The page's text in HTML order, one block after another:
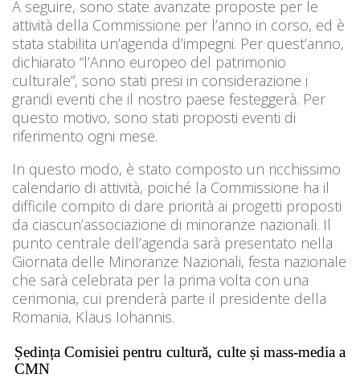
A seguire, sono state avanzate proposte per le
attività della Commissione per l’anno in corso, ed è
stata stabilita un’agenda d’impegni. Per quest’anno,
dichiarato “l’Anno europeo del patrimonio
culturale”, sono stati presi in considerazione i
grandi eventi che il nostro paese festeggerà. Per
questo motivo, sono stati proposti eventi di
riferimento ogni mese.
In questo modo, è stato composto un ricchissimo
calendario di attività, poiché la Commissione ha il
difficile compito di dare priorità ai progetti proposti
da ciascun’associazione di minoranze nazionali. Il
punto centrale dell’agenda sarà presentato nella
Giornata delle Minoranze Nazionali, festa nazionale
che sarà celebrata per la prima volta con una
cerimonia, cui prenderà parte il presidente della
Romania, Klaus Iohannis.
Ședința Comisiei pentru cultură, culte și mass-media a
CMN